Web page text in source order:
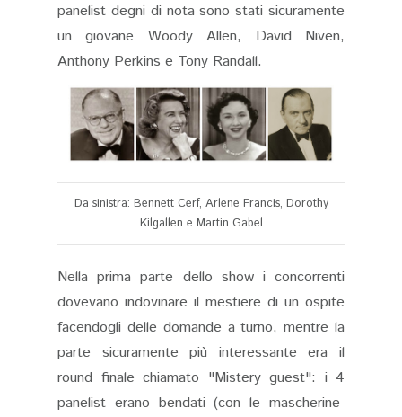
panelist degni di nota sono stati sicuramente
un giovane Woody Allen, David Niven,
Anthony Perkins e Tony Randall.
Da sinistra: Bennett Cerf, Arlene Francis, Dorothy
Kilgallen e Martin Gabel
Nella prima parte dello show i concorrenti
dovevano indovinare il mestiere di un ospite
facendogli delle domande a turno, mentre la
parte sicuramente più interessante era il
round finale chiamato "Mistery guest": i 4
panelist erano bendati (con le mascherine